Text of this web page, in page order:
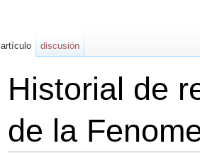
Historial de
de la
artículo discusión